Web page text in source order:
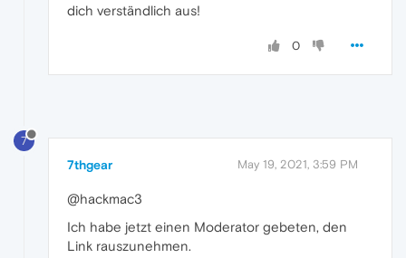
dich verständlich aus!
0
7
7thgear May 19, 2021, 3:59 PM
@hackmac3
Ich habe jetzt einen Moderator gebeten, den
Link rauszunehmen.